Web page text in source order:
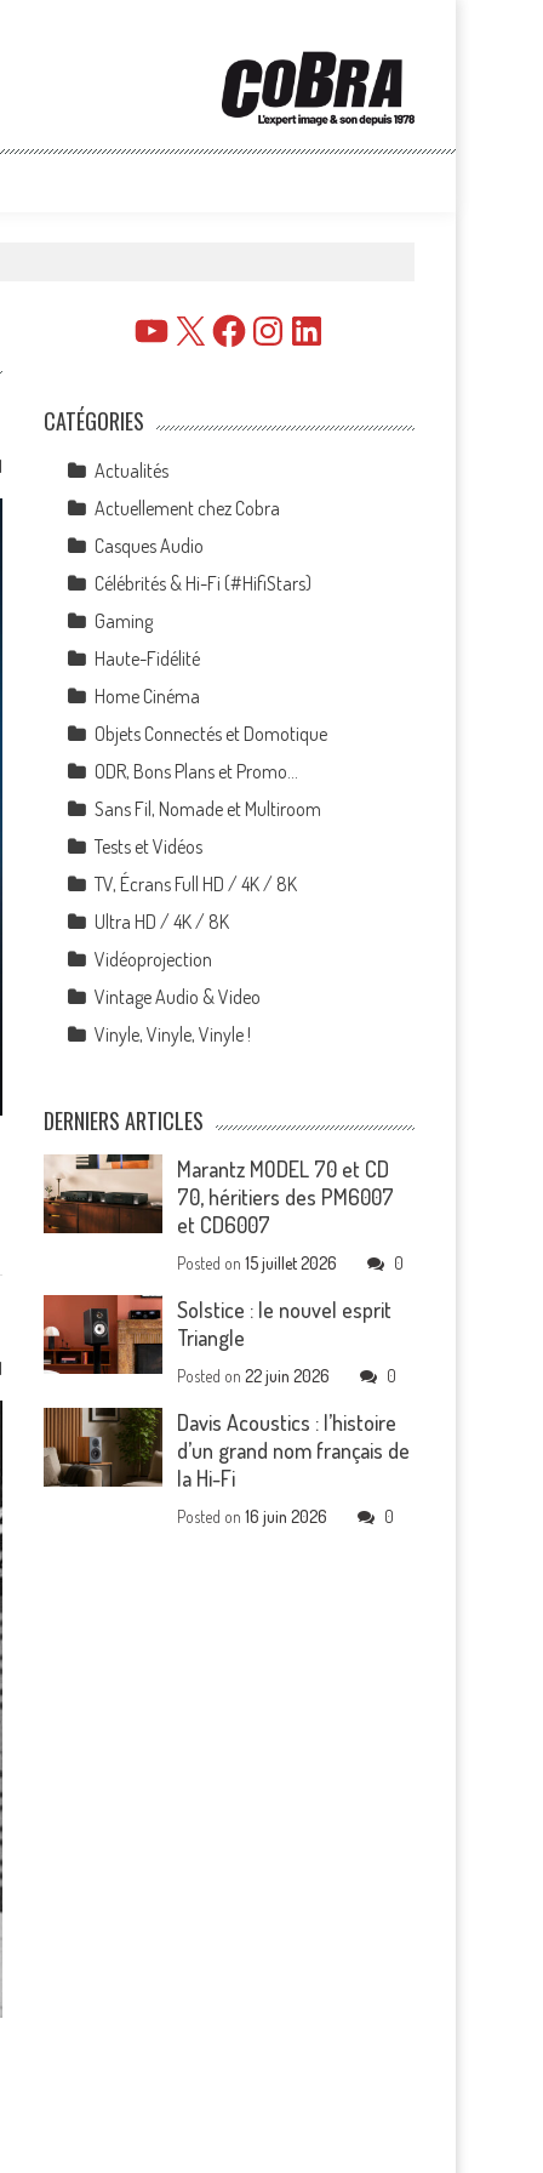
1
1
YouTube
X FacebookInstagramLinkedIn
CATÉGORIES
Actualités
Actuellement chez Cobra
Casques Audio
Célébrités & Hi-Fi (#HifiStars)
Gaming
Haute-Fidélité
Home Cinéma
Objets Connectés et Domotique
ODR, Bons Plans et Promo…
Sans Fil, Nomade et Multiroom
Tests et Vidéos
TV, Écrans Full HD / 4K / 8K
Ultra HD / 4K / 8K
Vidéoprojection
Vintage Audio & Video
Vinyle, Vinyle, Vinyle !
DERNIERS ARTICLES
Marantz MODEL 70 et CD
70, héritiers des PM6007
et CD6007
Posted on15 juillet 2026 0
Solstice : le nouvel esprit
Triangle
Posted on22 juin 2026 0
Davis Acoustics : l’histoire
d’un grand nom français de
la Hi-Fi
Posted on16 juin 2026 0